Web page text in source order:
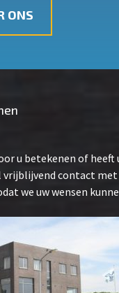
ONS
u betekenen of heeft
vrijblijvend contact met
we uw wensen